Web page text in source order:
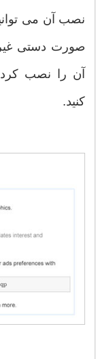
نصب آن می
صورت دستی غیر
کنید.